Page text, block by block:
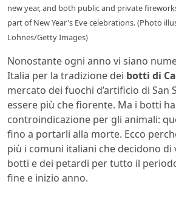
new year, and both public and private
part of New Year's Eve celebrations. (Photo
Lohnes/Getty Images)
Nonostante ogni anno vi siano
Italia per la tradizione dei botti di
mercato dei fuochi d’artificio di San
essere più che fiorente. Ma i botti
controindicazione per gli animali:
fino a portarli alla morte. Ecco
più i comuni italiani che decidono di
botti e dei petardi per tutto il
fine e inizio anno.